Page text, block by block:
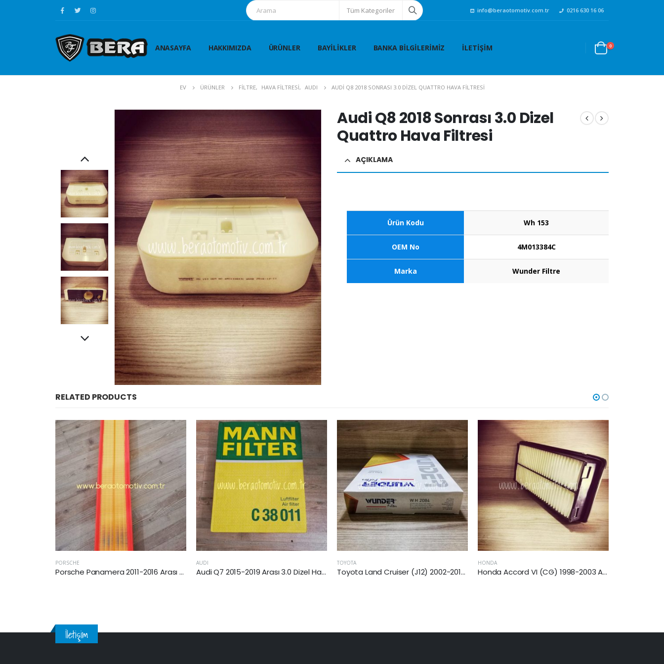
Tüm Kategoriler info@beraotomotiv.com.tr 0216 630 16 06
ANASAYFA HAKKIMIZDA ÜRÜNLER BAYILIKLER BANKA BILGILERIMIZ İLETIŞIM 0
EV ÜRÜNLER FİLTRE, HAVA FİLTRESİ, AUDI AUDI Q8 2018 SONRASI 3.0 DIZEL QUATTRO HAVA FILTRESI
Audi Q8 2018 Sonrası 3.0 Dizel
Quattro Hava Filtresi
AÇIKLAMA
Ürün Kodu Wh 153
OEM No 4M013384C
Marka Wunder Filtre
RELATED PRODUCTS
AUDI
Audi Q7 2015-2019 Arası 3.0 Dizel Hava Filtresi
TOYOTA
Toyota Land Cruiser (J12) 2002-2010 Arası 3.0 Dizel Hava Filtresi
HONDA
Honda Accord VI (CG) 1998-2003 Arası 3.0 V6 24V Hava Filtresi
BMW
Bmw X5 (E70) xDrive 2010-2013 Arası 3.0 Dizel Yağ Filtresi
İletişim